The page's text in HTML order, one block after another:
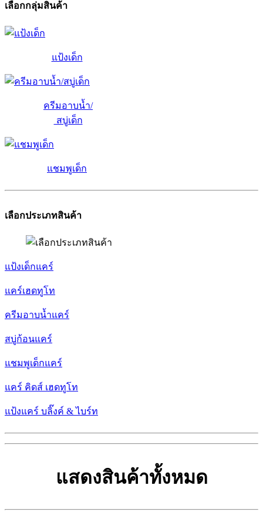
เลือกกลุ่มสินค้า
แป้งเด็ก
ครีมอาบน้ำ/
สบู่เด็ก
แชมพูเด็ก
เลือกประเภทสินค้า
แป้งเด็กแคร์
แคร์เฮดทูโท
ครีมอาบน้ำแคร์
สบู่ก้อนแคร์
แชมพูเด็กแคร์
แคร์ คิดส์ เฮดทูโท
แป้งแคร์ บลิ๊งค์ & ไบร์ท
แสดงสินค้าทั้งหมด